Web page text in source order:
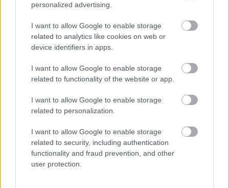
personalized advertising.
I want to allow Google to enable storage
related to analytics like cookies on web or
device identifiers in apps.
I want to allow Google to enable storage
related to functionality of the website or app.
I want to allow Google to enable storage
related to personalization.
I want to allow Google to enable storage
related to security, including authentication
functionality and fraud prevention, and other
user protection.